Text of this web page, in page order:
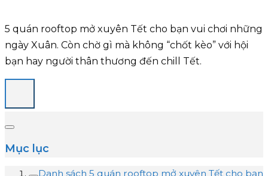
5 quán rooftop mở xuyên Tết cho bạn vui chơi những
ngày Xuân. Còn chờ gì mà không “chốt kèo” với hội
bạn hay người thân thương đến chill Tết.
Mục lục
Danh sách 5 quán rooftop mở xuyên Tết cho bạn